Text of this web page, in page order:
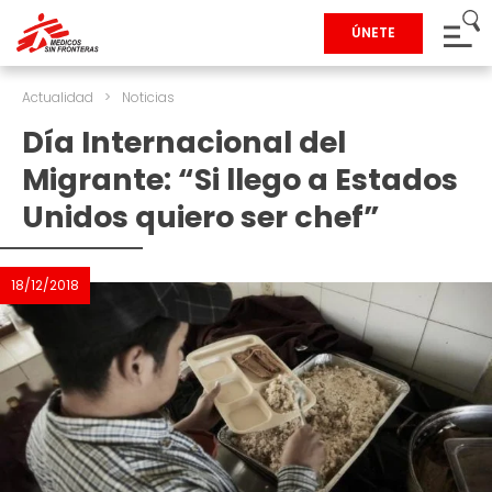
ÚNETE
Actualidad > Noticias
Día Internacional del
Migrante: “Si llego a Estados
Unidos quiero ser chef”
18/12/2018